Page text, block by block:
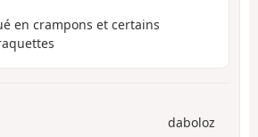
en crampons et certains
daboloz